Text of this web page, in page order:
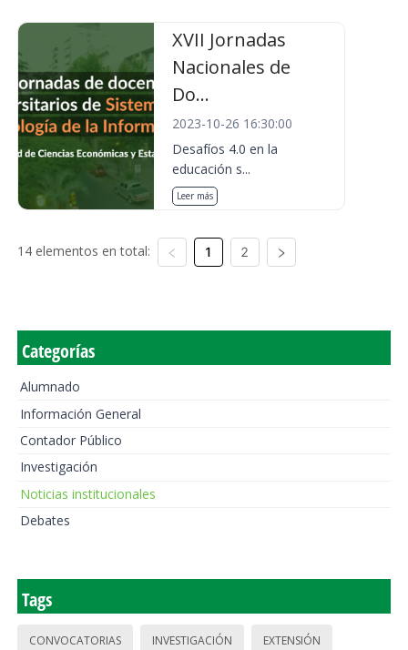
XVII Jornadas
Nacionales de
Do...
2023-10-26 16:30:00
Desafíos 4.0 en la
educación s...
Leer más
14 elementos en total: 1 2
Categorías
Alumnado
Información General
Contador Público
Investigación
Noticias institucionales
Debates
Tags
CONVOCATORIAS INVESTIGACIÓN EXTENSIÓN